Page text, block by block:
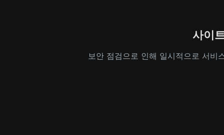
사이
보안 점검으로 인해 일시적으로 서비